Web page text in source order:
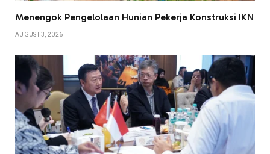
Menengok Pengelolaan Hunian Pekerja Konstruksi IKN
AUGUST 3, 2026